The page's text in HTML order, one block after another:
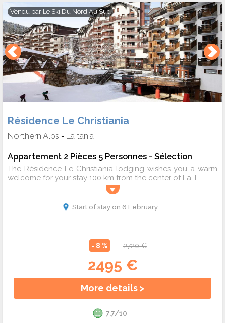
Vendu par Le Ski Du Nord Au Sud
Résidence Le Christiania
Northern Alps - La tania
Appartement 2 Pièces 5 Personnes - Sélection
The Résidence Le Christiania lodging wishes you a warm
welcome for your stay 100 km from the center of La T...
Start of stay on 6 February
- 8 % 2720 €
2495 €
More details >
7.7/10